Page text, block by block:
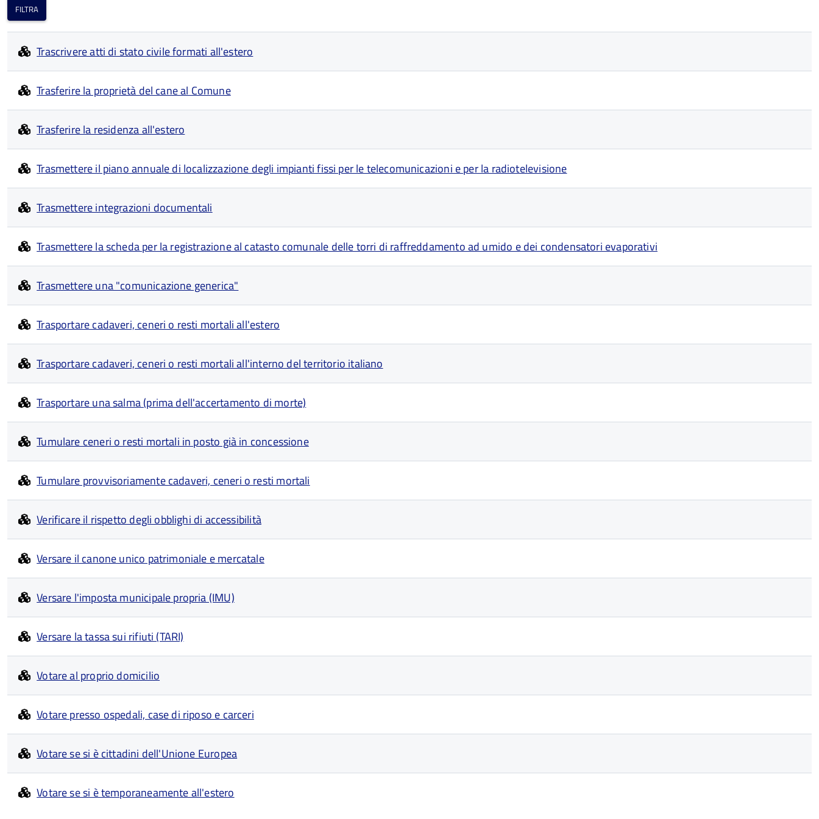
Trascrivere atti di stato civile formati all'estero
Trasferire la proprietà del cane al Comune
Trasferire la residenza all'estero
Trasmettere il piano annuale di localizzazione degli impianti fissi per le telecomunicazioni e per la radiotelevisione
Trasmettere integrazioni documentali
Trasmettere la scheda per la registrazione al catasto comunale delle torri di raffreddamento ad umido e dei condensatori evaporativi
Trasmettere una "comunicazione generica"
Trasportare cadaveri, ceneri o resti mortali all'estero
Trasportare cadaveri, ceneri o resti mortali all'interno del territorio italiano
Trasportare una salma (prima dell'accertamento di morte)
Tumulare ceneri o resti mortali in posto già in concessione
Tumulare provvisoriamente cadaveri, ceneri o resti mortali
Verificare il rispetto degli obblighi di accessibilità
Versare il canone unico patrimoniale e mercatale
Versare l'imposta municipale propria (IMU)
Versare la tassa sui rifiuti (TARI)
Votare al proprio domicilio
Votare presso ospedali, case di riposo e carceri
Votare se si è cittadini dell'Unione Europea
Votare se si è temporaneamente all'estero